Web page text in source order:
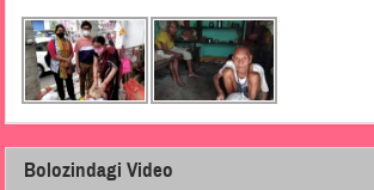
Bolozindagi Video